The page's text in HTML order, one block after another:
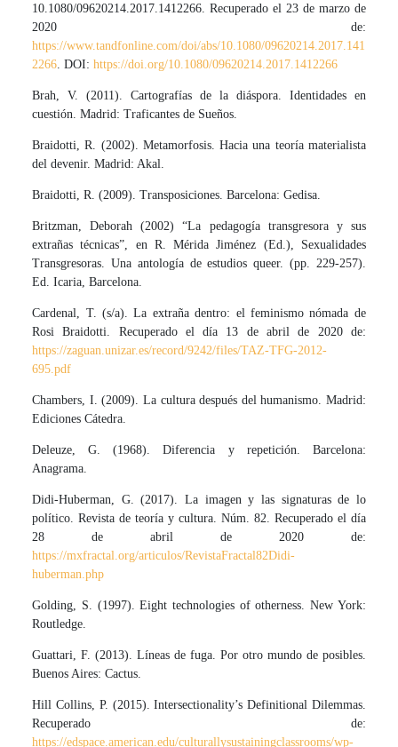
10.1080/09620214.2017.1412266. Recuperado el 23 de marzo de
2020 de:
https://www.tandfonline.com/doi/abs/10.1080/09620214.2017.141
2266 . DOI:https://doi.org/10.1080/09620214.2017.1412266
Brah, V. (2011). Cartografías de la diáspora. Identidades en
cuestión. Madrid: Traficantes de Sueños.
Braidotti, R. (2002). Metamorfosis. Hacia una teoría materialista
del devenir. Madrid: Akal.
Braidotti, R. (2009). Transposiciones. Barcelona: Gedisa.
Britzman, Deborah (2002) “La pedagogía transgresora y sus
extrañas técnicas”, en R. Mérida Jiménez (Ed.), Sexualidades
Transgresoras. Una antología de estudios queer. (pp. 229-257).
Ed. Icaria, Barcelona.
Cardenal, T. (s/a). La extraña dentro: el feminismo nómada de
Rosi Braidotti. Recuperado el día 13 de abril de 2020 de:
https://zaguan.unizar.es/record/9242/files/TAZ-TFG-2012-
695.pdf
Chambers, I. (2009). La cultura después del humanismo. Madrid:
Ediciones Cátedra.
Deleuze, G. (1968). Diferencia y repetición. Barcelona:
Anagrama.
Didi-Huberman, G. (2017). La imagen y las signaturas de lo
político. Revista de teoría y cultura. Núm. 82. Recuperado el día
28 de abril de 2020 de:
https://mxfractal.org/articulos/RevistaFractal82Didi-
huberman.php
Golding, S. (1997). Eight technologies of otherness. New York:
Routledge.
Guattari, F. (2013). Líneas de fuga. Por otro mundo de posibles.
Buenos Aires: Cactus.
Hill Collins, P. (2015). Intersectionality’s Definitional Dilemmas.
Recuperado de:
https://edspace.american.edu/culturallysustainingclassrooms/wp-